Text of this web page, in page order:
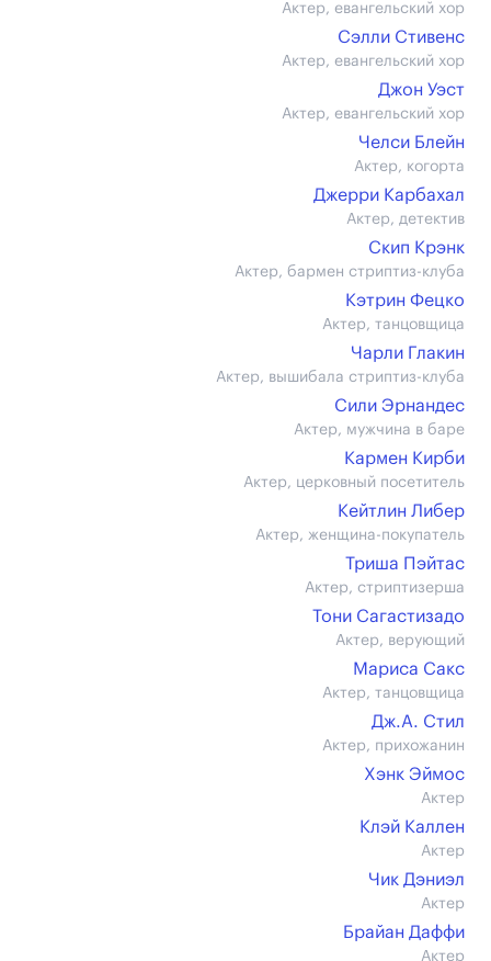
Актер, евангельский хор
Сэлли Стивенс
Актер, евангельский хор
Джон Уэст
Актер, евангельский хор
Челси Блейн
Актер, когорта
Джерри Карбахал
Актер, детектив
Скип Крэнк
Актер, бармен стриптиз-клуба
Кэтрин Фецко
Актер, танцовщица
Чарли Глакин
Актер, вышибала стриптиз-клуба
Сили Эрнандес
Актер, мужчина в баре
Кармен Кирби
Актер, церковный посетитель
Кейтлин Либер
Актер, женщина-покупатель
Триша Пэйтас
Актер, стриптизерша
Тони Сагастизадо
Актер, верующий
Мариса Сакс
Актер, танцовщица
Дж.А. Стил
Актер, прихожанин
Хэнк Эймос
Актер
Клэй Каллен
Актер
Чик Дэниэл
Актер
Брайан Даффи
Актер